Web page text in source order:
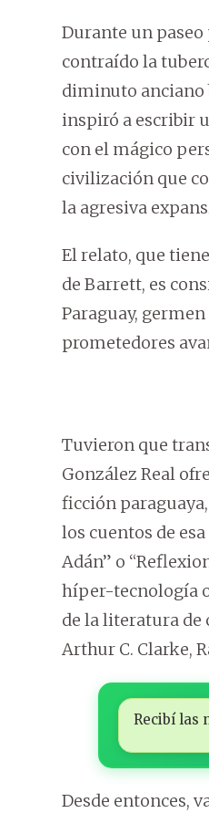
Durante un paseo
contraído la
diminuto anciano
inspiró a escribir
con el mágico
civilización que
la agresiva
El relato, que
de Barrett, es
Paraguay,
prometedores
Tuvieron que
González Real
ficción
los cuentos de
Adán” o
híper-tecnología
de la literatura de
Arthur C. Clarke,
Recibí las
Desde entonces,